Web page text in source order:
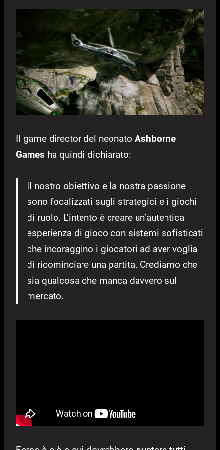
Il game director del neonato Ashborne
Games ha quindi dichiarato:
Il nostro obiettivo e la nostra passione
sono focalizzati sugli strategici e i giochi
di ruolo. L’intento è creare un’autentica
esperienza di gioco con sistemi sofisticati
che incoraggino i giocatori ad aver voglia
di ricominciare una partita. Crediamo che
sia qualcosa che manca davvero sul
mercato.